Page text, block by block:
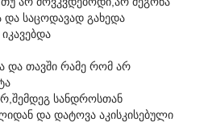
და საცოდავად გახედა
და თავში რამე რომ არ
სანდროსთან
და დატოვა აკისკისებული